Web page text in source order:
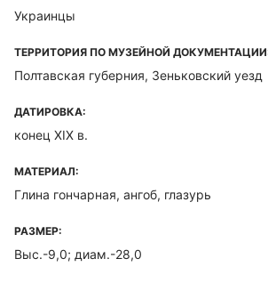
Украинцы
ТЕРРИТОРИЯ ПО МУЗЕЙНОЙ
Полтавская губерния, Зеньковский уезд
ДАТИРОВКА:
конец XIX в.
МАТЕРИАЛ:
Глина гончарная, ангоб, глазурь
РАЗМЕР:
Выс.-9,0; диам.-28,0